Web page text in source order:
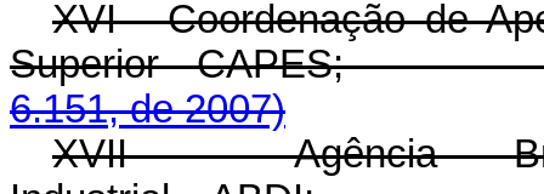
XVI - Coordenação de
Superior -
6.151, de 2007)
XVII - Agência